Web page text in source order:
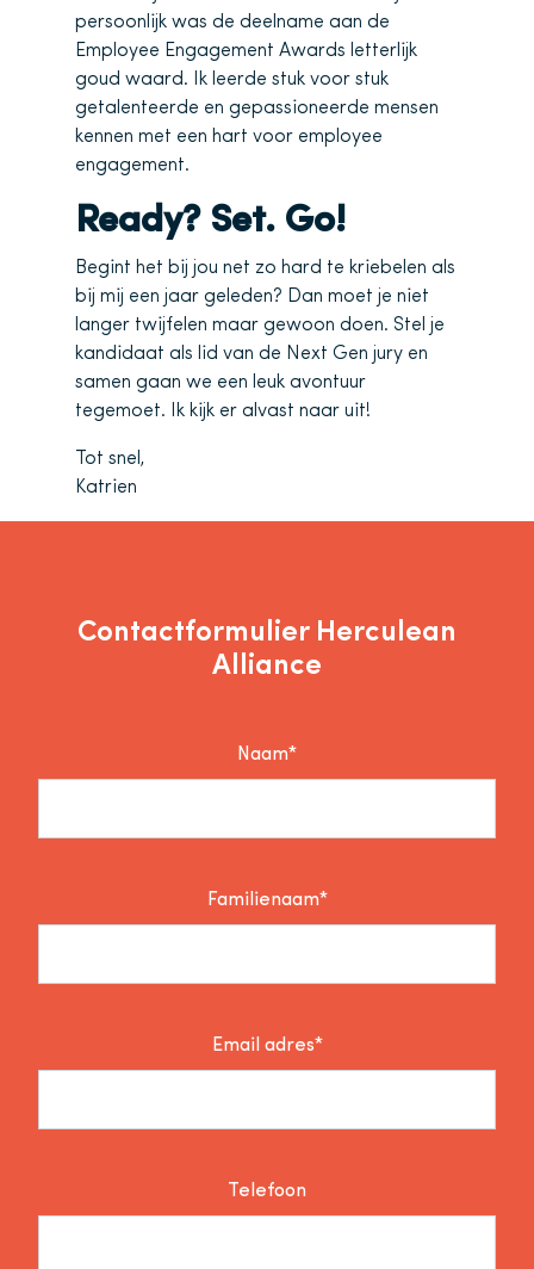
persoonlijk was de deelname aan de
Employee Engagement Awards letterlijk
goud waard. Ik leerde stuk voor stuk
getalenteerde en gepassioneerde mensen
kennen met een hart voor employee
engagement.
Ready? Set. Go!
Begint het bij jou net zo hard te kriebelen als
bij mij een jaar geleden? Dan moet je niet
langer twijfelen maar gewoon doen. Stel je
kandidaat als lid van de Next Gen jury en
samen gaan we een leuk avontuur
tegemoet. Ik kijk er alvast naar uit!
Tot snel,
Katrien
Contactformulier Herculean
Alliance
Naam*
Familienaam*
Email adres*
Telefoon